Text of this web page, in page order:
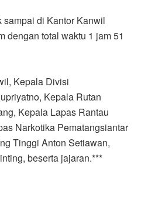
sampai di Kantor Kanwil
dengan total waktu 1 jam 51
Kepala Divisi
Kepala Rutan
Kepala Lapas Rantau
Narkotika Pematangsiantar
Tinggi Anton Setiawan,
beserta jajaran.***